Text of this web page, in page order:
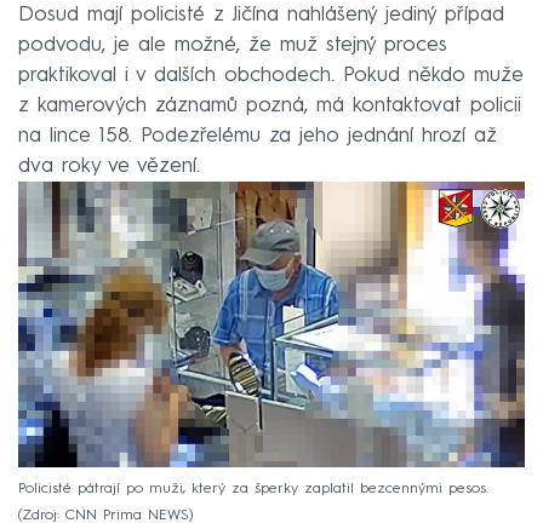
Dosud mají policisté z Jičína nahlášený jediný případ
podvodu, je ale možné, že muž stejný proces
praktikoval i v dalších obchodech. Pokud někdo muže
z kamerových záznamů pozná, má kontaktovat policii
na lince 158. Podezřelému za jeho jednání hrozí až
dva roky ve vězení.
Policisté pátrají po muži, který za šperky zaplatil bezcennými pesos.
Zdroj: CNN Prima NEWS